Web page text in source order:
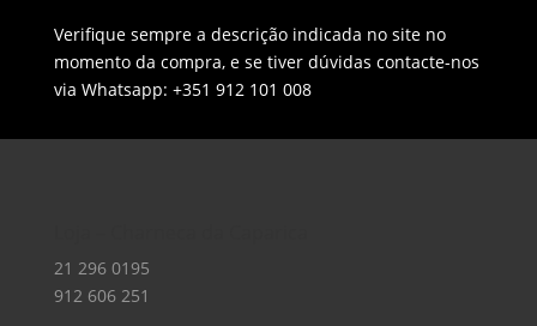
Verifique sempre a descrição indicada no site no
momento da compra, e se tiver dúvidas contacte-nos
via Whatsapp: +351 912 101 008
21 296 0195
912 606 251